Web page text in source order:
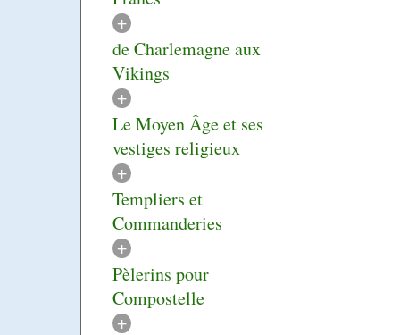
+
de Charlemagne aux
Vikings
+
Le Moyen Âge et ses
vestiges religieux
+
Templiers et
Commanderies
+
Pèlerins pour
Compostelle
+